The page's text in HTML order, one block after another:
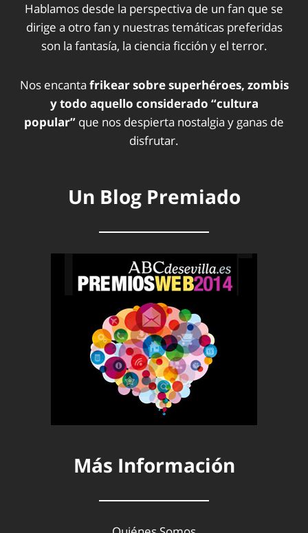
Hablamos desde la perspectiva de un fan que se
dirige a otro fan y nuestras temáticas preferidas
son la fantasía, la ciencia ficción y el terror.
Nos encanta frikear sobre superhéroes, zombis
y todo aquello considerado “cultura
popular” que nos despierta nostalgia y ganas de
disfrutar.
Un Blog Premiado
Más Información